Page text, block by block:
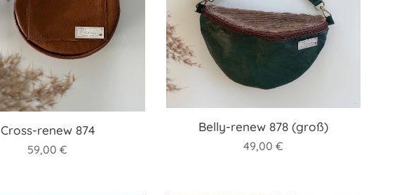
Cross-renew 874
59,00 €
Belly-renew 878 (groß)
49,00 €